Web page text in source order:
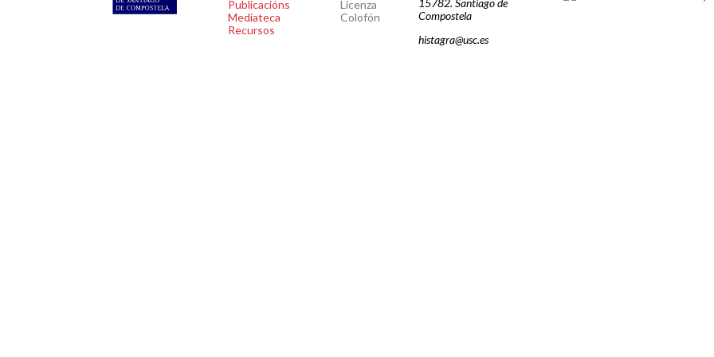
Publicacións
Mediateca
Recursos
Licenza
Colofón
15782. Santiago de
Compostela
histagra@usc.es